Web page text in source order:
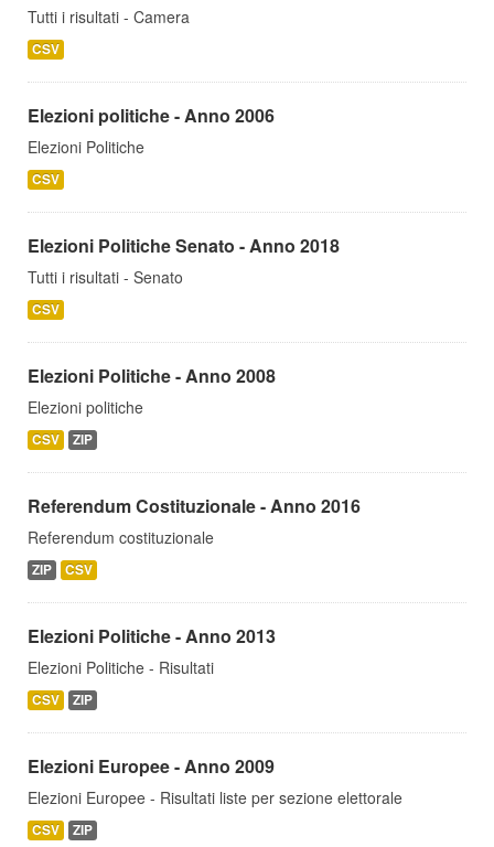
Tutti i risultati - Camera
CSV
Elezioni politiche - Anno 2006
Elezioni Politiche
CSV
Elezioni Politiche Senato - Anno 2018
Tutti i risultati - Senato
CSV
Elezioni Politiche - Anno 2008
Elezioni politiche
CSV ZIP
Referendum Costituzionale - Anno 2016
Referendum costituzionale
ZIP CSV
Elezioni Politiche - Anno 2013
Elezioni Politiche - Risultati
CSV ZIP
Elezioni Europee - Anno 2009
Elezioni Europee - Risultati liste per sezione elettorale
CSV ZIP